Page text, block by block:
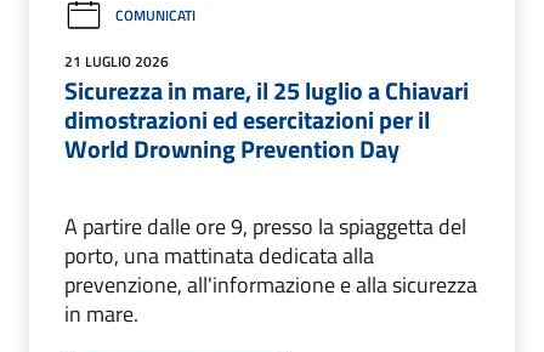
COMUNICATI
21 LUGLIO 2026
Sicurezza in mare, il 25 luglio a Chiavari
dimostrazioni ed esercitazioni per il
World Drowning Prevention Day
A partire dalle ore 9, presso la spiaggetta del
porto, una mattinata dedicata alla
prevenzione, all'informazione e alla sicurezza
in mare.